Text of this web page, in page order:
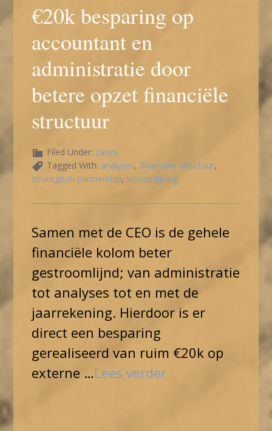
€20k besparing op
accountant en
administratie door
betere opzet financiële
structuur
Filed Under: cases
Tagged With: analyses,financiele structuur,
strategisch partnership, stroomlijning
Samen met de CEO is de gehele
financiële kolom beter
gestroomlijnd; van administratie
tot analyses tot en met de
jaarrekening. Hierdoor is er
direct een besparing
gerealiseerd van ruim €20k op
externe …Lees verder